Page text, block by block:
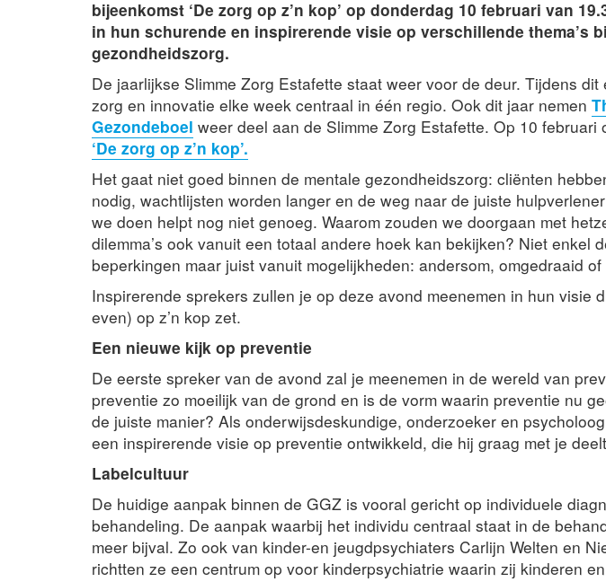
bijeenkomst ‘De zorg op z’n kop’ op donderdag 10 februari van
in hun schurende en inspirerende visie op verschillende thema’s
gezondheidszorg.
De jaarlijkse Slimme Zorg Estafette staat weer voor de deur. Tijdens dit
zorg en innovatie elke week centraal in één regio. Ook dit jaar nemen
Gezondeboel weer deel aan de Slimme Zorg Estafette. Op 10 februari
‘De zorg op z’n kop’.
Het gaat niet goed binnen de mentale gezondheidszorg: cliënten
nodig, wachtlijsten worden langer en de weg naar de juiste
we doen helpt nog niet genoeg. Waarom zouden we doorgaan met
dilemma’s ook vanuit een totaal andere hoek kan bekijken? Niet enkel
beperkingen maar juist vanuit mogelijkheden: andersom, omgedraaid of
Inspirerende sprekers zullen je op deze avond meenemen in hun visie
even) op z’n kop zet.
Een nieuwe kijk op preventie
De eerste spreker van de avond zal je meenemen in de wereld van
preventie zo moeilijk van de grond en is de vorm waarin preventie nu
de juiste manier? Als onderwijsdeskundige, onderzoeker en
een inspirerende visie op preventie ontwikkeld, die hij graag met je
Labelcultuur
De huidige aanpak binnen de GGZ is vooral gericht op individuele
behandeling. De aanpak waarbij het individu centraal staat in de
meer bijval. Zo ook van kinder-en jeugdpsychiaters Carlijn Welten en
richtten ze een centrum op voor kinderpsychiatrie waarin zij kinderen